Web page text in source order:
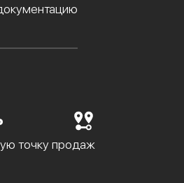
точку продаж